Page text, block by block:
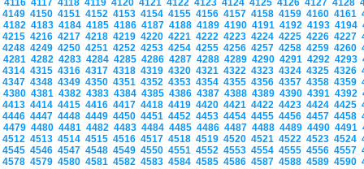
4116 4117 4118 4119 4120 4121 4122 4123 4124 4125 4126 4127 4128
4149 4150 4151 4152 4153 4154 4155 4156 4157 4158 4159 4160 4161
4182 4183 4184 4185 4186 4187 4188 4189 4190 4191 4192 4193 4194
4215 4216 4217 4218 4219 4220 4221 4222 4223 4224 4225 4226 4227
4248 4249 4250 4251 4252 4253 4254 4255 4256 4257 4258 4259 4260
4281 4282 4283 4284 4285 4286 4287 4288 4289 4290 4291 4292 4293
4314 4315 4316 4317 4318 4319 4320 4321 4322 4323 4324 4325 4326
4347 4348 4349 4350 4351 4352 4353 4354 4355 4356 4357 4358 4359
4380 4381 4382 4383 4384 4385 4386 4387 4388 4389 4390 4391 4392
4413 4414 4415 4416 4417 4418 4419 4420 4421 4422 4423 4424 4425
4446 4447 4448 4449 4450 4451 4452 4453 4454 4455 4456 4457 4458
4479 4480 4481 4482 4483 4484 4485 4486 4487 4488 4489 4490 4491
4512 4513 4514 4515 4516 4517 4518 4519 4520 4521 4522 4523 4524
4545 4546 4547 4548 4549 4550 4551 4552 4553 4554 4555 4556 4557
4578 4579 4580 4581 4582 4583 4584 4585 4586 4587 4588 4589 4590